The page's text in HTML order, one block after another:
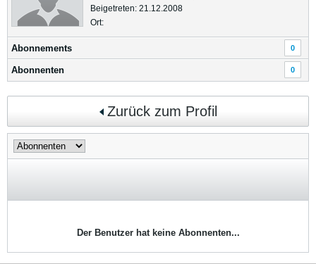
Beigetreten: 21.12.2008
Ort:
Abonnements 0
Abonnenten 0
Zurück zum Profil
Der Benutzer hat keine Abonnenten...